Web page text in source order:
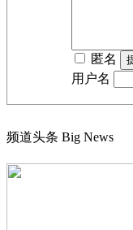
匿名
用户名
频道头条 Big News